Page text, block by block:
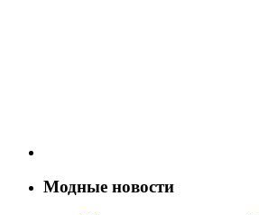
Модные новости